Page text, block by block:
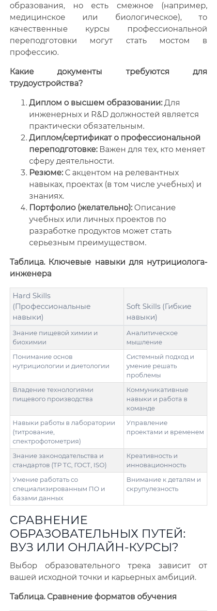
образования, но есть смежное (например,
медицинское или биологическое), то
качественные курсы профессиональной
переподготовки могут стать мостом в
профессию.
Какие документы требуются для
трудоустройства?
Диплом о высшем образовании:Для
инженерных и R&D должностей является
практически обязательным.
Диплом/сертификат о профессиональной
переподготовке:Важен для тех, кто меняет
сферу деятельности.
Резюме:С акцентом на релевантных
навыках, проектах (в том числе учебных) и
знаниях.
Портфолио (желательно):Описание
учебных или личных проектов по
разработке продуктов может стать
серьезным преимуществом.
Таблица. Ключевые навыки для нутрициолога-
инженера
Hard Skills
(Профессиональные
навыки)
Soft Skills (Гибкие
навыки)
Знание пищевой химии и
биохимии
Аналитическое
мышление
Понимание основ
нутрициологии и диетологии
Системный подход и
умение решать
проблемы
Владение технологиями
пищевого производства
Коммуникативные
навыки и работа в
команде
Навыки работы в лаборатории
(титрование,
спектрофотометрия)
Управление
проектами и временем
Знание законодательства и
стандартов (ТР ТС, ГОСТ, ISO)
Креативность и
инновационность
Умение работать со
специализированным ПО и
базами данных
Внимание к деталям и
скрупулезность
СРАВНЕНИЕ
ОБРАЗОВАТЕЛЬНЫХ ПУТЕЙ:
ВУЗ ИЛИ ОНЛАЙН-КУРСЫ?
Выбор образовательного трека зависит от
вашей исходной точки и карьерных амбиций.
Таблица. Сравнение форматов обучения